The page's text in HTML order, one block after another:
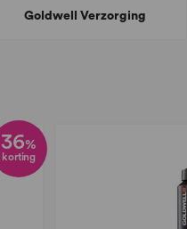
Goldwell Verzorging
36%
korting